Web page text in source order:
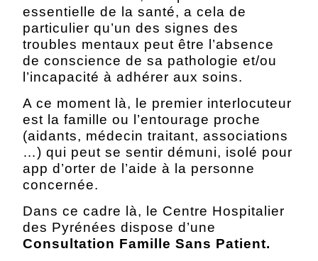
essentielle de la santé, a cela de
particulier qu’un des signes des
troubles mentaux peut être l’absence
de conscience de sa pathologie et/ou
l’incapacité à adhérer aux soins.
A ce moment là, le premier interlocuteur
est la famille ou l’entourage proche
(aidants, médecin traitant, associations
…) qui peut se sentir démuni, isolé pour
app d’orter de l’aide à la personne
concernée.
Dans ce cadre là, le Centre Hospitalier
des Pyrénées dispose d’une
Consultation Famille Sans Patient.